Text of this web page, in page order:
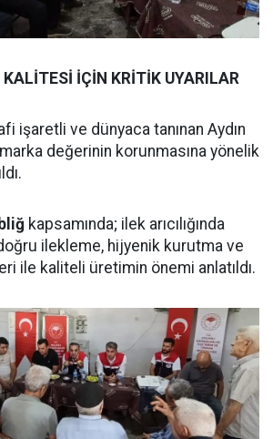
İÇİN KRİTİK UYARILAR
işaretli ve dünyaca tanınan Aydın
değerinin korunmasına yönelik
kapsamında; ilek arıcılığında
ilekleme, hijyenik kurutma ve
ile kaliteli üretimin önemi anlatıldı.